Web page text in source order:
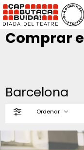
Comprar
Barcelona
FiltrarOrdenar